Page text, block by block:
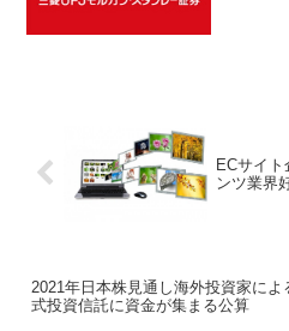
ECサイ
ンツ業界
2021年日本株見通し海外投資家によ
式投資信託に資金が集まる公算